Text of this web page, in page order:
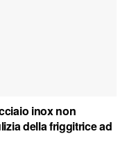
inox non
della friggitrice ad